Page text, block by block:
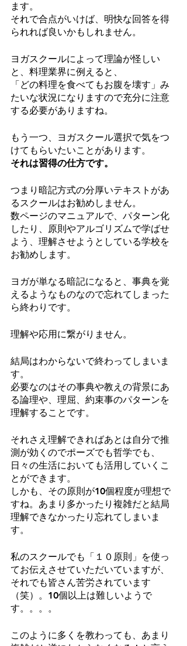
ます。
それで合点がいけば、明快な回答を得
られれば良いかもしれません。
ヨガスクールによって理論が怪しい
と、料理業界に例えると、
「どの料理を食べてもお腹を壊す」み
たいな状況になりますので充分に注意
する必要がありますね。
もう一つ、ヨガスクール選択で気をつ
けてもらいたいことがあります。
それは習得の仕方です。
つまり暗記方式の分厚いテキストがあ
るスクールはお勧めしません。
数ページのマニュアルで、パターン化
したり、原則やアルゴリズムで学ばせ
よう、理解させようとしている学校を
お勧めします。
ヨガが単なる暗記になると、事典を覚
えるようなものなので忘れてしまった
ら終わりです。
理解や応用に繋がりません。
結局はわからないで終わってしまいま
す。
必要なのはその事典や教えの背景にあ
る論理や、理屈、約束事のパターンを
理解することです。
それさえ理解できればあとは自分で推
測が効くのでポーズでも哲学でも、
日々の生活においても活用していくこ
とができます。
しかも、その原則が10個程度が理想で
すね。あまり多かったり複雑だと結局
理解できなかったり忘れてしまいま
す。
私のスクールでも「１０原則」を使っ
てお伝えさせていただいていますが、
それでも皆さん苦労されています
（笑）。10個以上は難しいようで
す。。。。
このように多くを教わっても、あまり